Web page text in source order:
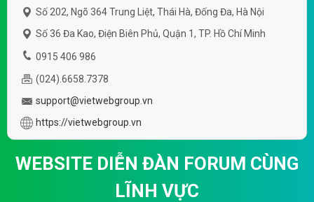
Số 202, Ngõ 364 Trung Liệt, Thái Hà, Đống Đa, Hà Nội
Số 36 Đa Kao, Điện Biên Phủ, Quận 1, TP. Hồ Chí Minh
0915 406 986
(024).6658.7378
support@vietwebgroup.vn
https://vietwebgroup.vn
WEBSITE DIỄN ĐÀN FORUM CÙNG
LĨNH VỰC